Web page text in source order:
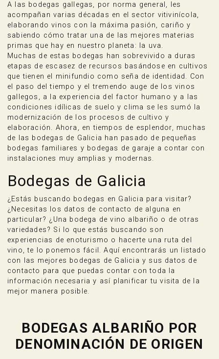
A las bodegas gallegas, por norma general, les
acompañan varias décadas en el sector vitivinícola,
elaborando vinos con la máxima pasión, cariño y
sabiendo cómo tratar una de las mejores materias
primas que hay en nuestro planeta: la uva.
Muchas de estas bodegas han sobrevivido a duras
etapas de escasez de recursos basándose en cultivos
que tienen el minifundio como seña de identidad. Con
el paso del tiempo y el tremendo auge de los vinos
gallegos, a la experiencia del factor humano y a las
condiciones idílicas de suelo y clima se les sumó la
modernización de los procesos de cultivo y
elaboración. Ahora, en tiempos de esplendor, muchas
de las bodegas de Galicia han pasado de pequeñas
bodegas familiares y bodegas de garaje a contar con
instalaciones muy amplias y modernas.
Bodegas de Galicia
¿Estás buscando bodegas en Galicia para visitar?
¿Necesitas los datos de contacto de alguna en
particular? ¿Una bodega de vino albariño o de otras
variedades? Si lo que estás buscando son
experiencias de enoturismo o hacerte una ruta del
vino, te lo ponemos fácil. Aquí encontrarás un listado
con las mejores bodegas de Galicia y sus datos de
contacto para que puedas contar con toda la
información necesaria y así planificar tu visita de la
mejor manera posible.
BODEGAS ALBARIÑO POR
DENOMINACIÓN DE ORIGEN